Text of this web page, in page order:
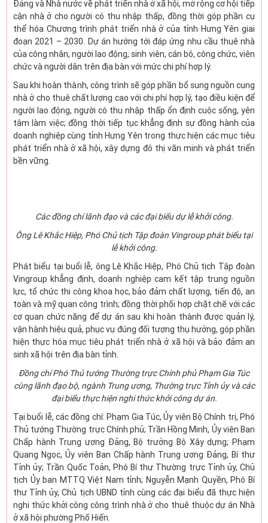
Đảng và Nhà nước về phát triển nhà ở xã hội, mở rộng cơ hội tiếp
cận nhà ở cho người có thu nhập thấp, đồng thời góp phần cụ
thể hóa Chương trình phát triển nhà ở của tỉnh Hưng Yên giai
đoạn 2021 – 2030. Dự án hướng tới đáp ứng nhu cầu thuê nhà
của công nhân, người lao động, sinh viên, cán bộ, công chức, viên
chức và người dân trên địa bàn với mức chi phí hợp lý.
Sau khi hoàn thành, công trình sẽ góp phần bổ sung nguồn cung
nhà ở cho thuê chất lượng cao với chi phí hợp lý, tạo điều kiện để
người lao động, người có thu nhập thấp ổn định cuộc sống, yên
tâm làm việc; đồng thời tiếp tục khẳng định sự đồng hành của
doanh nghiệp cùng tỉnh Hưng Yên trong thực hiện các mục tiêu
phát triển nhà ở xã hội, xây dựng đô thị văn minh và phát triển
bền vững.
Các đồng chí lãnh đạo và các đại biểu dự lễ khởi công.
Ông Lê Khắc Hiệp, Phó Chủ tịch Tập đoàn Vingroup phát biểu tại
lễ khởi công.
Phát biểu tại buổi lễ, ông Lê Khắc Hiệp, Phó Chủ tịch Tập đoàn
Vingroup khẳng định, doanh nghiệp cam kết tập trung nguồn
lực, tổ chức thi công khoa học, bảo đảm chất lượng, tiến độ, an
toàn và mỹ quan công trình; đồng thời phối hợp chặt chẽ với các
cơ quan chức năng để dự án sau khi hoàn thành được quản lý,
vận hành hiệu quả, phục vụ đúng đối tượng thụ hưởng, góp phần
hiện thực hóa mục tiêu phát triển nhà ở xã hội và bảo đảm an
sinh xã hội trên địa bàn tỉnh.
Đồng chí Phó Thủ tướng Thường trực Chính phủ Phạm Gia Túc
cùng lãnh đạo bộ, ngành Trung ương, Thường trực Tỉnh ủy và các
đại biểu thực hiện nghi thức khởi công dự án.
Tại buổi lễ, các đồng chí: Phạm Gia Túc, Ủy viên Bộ Chính trị, Phó
Thủ tướng Thường trực Chính phủ; Trần Hồng Minh, Ủy viên Ban
Chấp hành Trung ương Đảng, Bộ trưởng Bộ Xây dựng; Phạm
Quang Ngọc, Ủy viên Ban Chấp hành Trung ương Đảng, Bí thư
Tỉnh ủy; Trần Quốc Toản, Phó Bí thư Thường trực Tỉnh ủy, Chủ
tịch Ủy ban MTTQ Việt Nam tỉnh; Nguyễn Mạnh Quyền, Phó Bí
thư Tỉnh ủy, Chủ tịch UBND tỉnh cùng các đại biểu đã thực hiện
nghi thức khởi công công trình nhà ở cho thuê thuộc dự án Nhà
ở xã hội phường Phố Hiến.